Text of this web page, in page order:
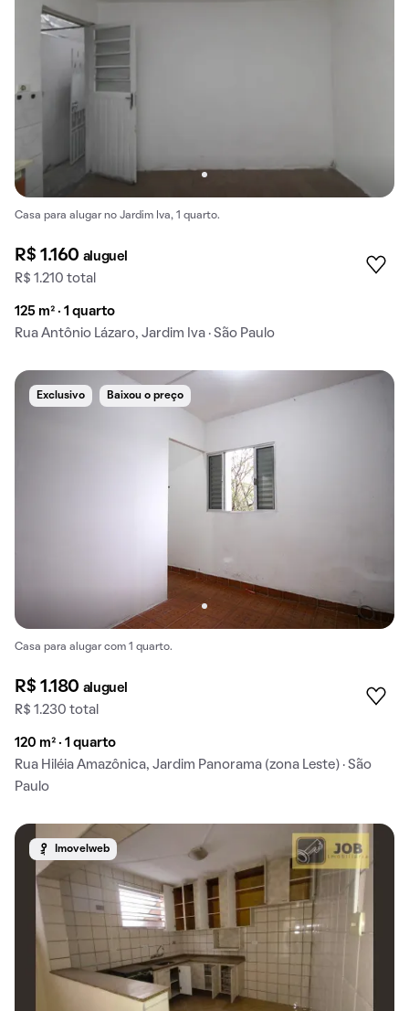
Casa para alugar no Jardim Iva, 1 quarto.
R$ 1.160 aluguel
R$ 1.210 total
125 m² · 1 quarto
Rua Antônio Lázaro, Jardim Iva · São Paulo
Exclusivo Baixou o preço
Casa para alugar com 1 quarto.
R$ 1.180 aluguel
R$ 1.230 total
120 m² · 1 quarto
Rua Hiléia Amazônica, Jardim Panorama (zona Leste) · São
Paulo
Imovelweb